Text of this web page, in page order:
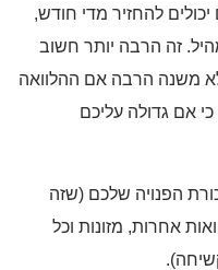
להחזיר מדי חודש,
הרבה יותר חשוב
הרבה אם ההלוואה
גדולה עליכם
הפנויה שלכם (שזה
מזונות וכל